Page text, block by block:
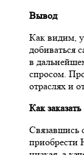
Вывод
Как видим,
добиваться
в
спросом.
отраслях и
Как заказать
Связавшись
приобрести